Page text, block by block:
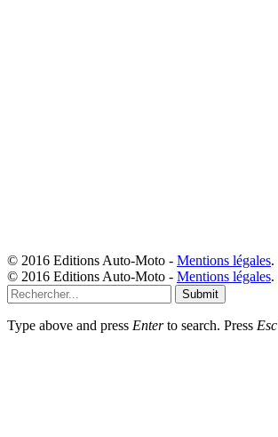
© 2016 Editions Auto-Moto - Mentions légales.
© 2016 Editions Auto-Moto - Mentions légales.
Submit
Type above and press Enterto search. Press Esc